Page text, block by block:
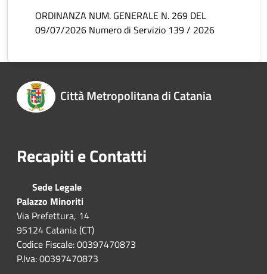
ORDINANZA NUM. GENERALE N. 269 DEL
09/07/2026 Numero di Servizio 139 / 2026
Città Metropolitana di Catania
Recapiti e Contatti
Sede Legale
Palazzo Minoriti
Via Prefettura, 14
95124 Catania (CT)
Codice Fiscale: 00397470873
P.Iva: 00397470873